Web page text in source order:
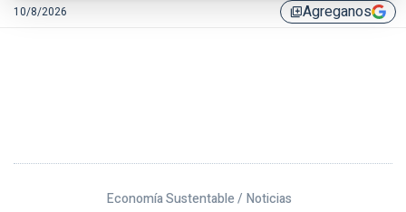
10/8/2026 library_addAgreganos
Economía Sustentable / Noticias